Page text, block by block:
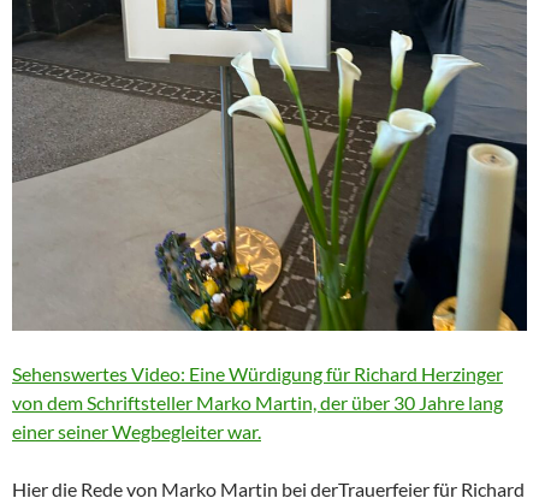
Sehenswertes Video: Eine Würdigung für Richard Herzinger
von dem Schriftsteller Marko Martin, der über 30 Jahre lang
einer seiner Wegbegleiter war.
Hier die Rede von Marko Martin bei derTrauerfeier für Richard